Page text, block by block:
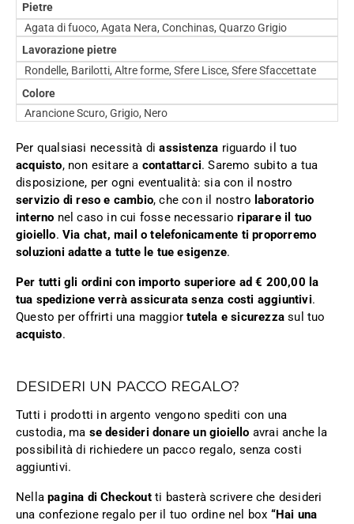
Pietre
Agata di fuoco, Agata Nera, Conchinas, Quarzo Grigio
Lavorazione pietre
Rondelle, Barilotti, Altre forme, Sfere Lisce, Sfere Sfaccettate
Colore
Arancione Scuro, Grigio, Nero
Per qualsiasi necessità diassistenza riguardo il tuo
acquisto, non esitare a contattarci. Saremo subito a tua
disposizione, per ogni eventualità: sia con il nostro
servizio di reso e cambio, che con il nostro laboratorio
interno nel caso in cui fosse necessarioriparare il tuo
gioiello.Via chat, mail o telefonicamente ti proporremo
soluzioni adatte a tutte le tue esigenze.
Per tutti gli ordini con importo superiore ad € 200,00 la
tua spedizione verrà assicurata senza costi aggiuntivi.
Questo per offrirti una maggiortutela e sicurezza sul tuo
acquisto.
DESIDERI UN PACCO REGALO?
Tutti i prodotti in argento vengono spediti con una
custodia, ma se desideri donare un gioiello avrai anche la
possibilità di richiedere un pacco regalo, senza costi
aggiuntivi.
Nellapagina di Checkoutti basterà scrivere che desideri
una confezione regalo per il tuo ordine nel box “Hai una